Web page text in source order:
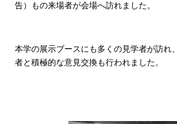
告）もの来場者が会場へ訪れました。
本学の展示ブースにも多くの見学者が訪れ
者と積極的な意見交換も行われました。